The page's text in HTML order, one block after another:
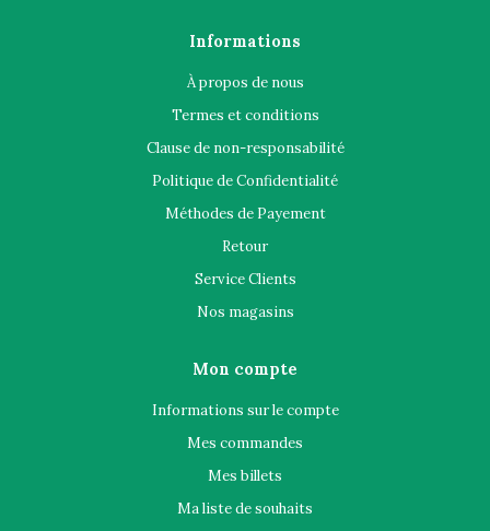
Informations
À propos de nous
Termes et conditions
Clause de non-responsabilité
Politique de Confidentialité
Méthodes de Payement
Retour
Service Clients
Nos magasins
Mon compte
Informations sur le compte
Mes commandes
Mes billets
Ma liste de souhaits